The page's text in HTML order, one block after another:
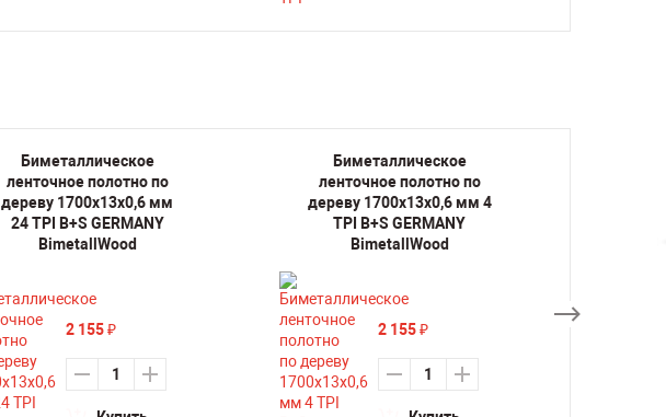
Биметаллическое
ленточное полотно по
дереву 1700х13х0,6 мм
24 TPI B+S GERMANY
BimetallWood
2 155 ₽
Биметаллическое
ленточное полотно по
дереву 1700х13х0,6 мм 4
TPI B+S GERMANY
BimetallWood
2 155 ₽